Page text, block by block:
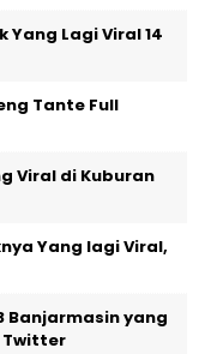
Yang Lagi Viral 14
Tante Full
Viral di Kuburan
Yang lagi Viral,
Banjarmasin yang
Twitter